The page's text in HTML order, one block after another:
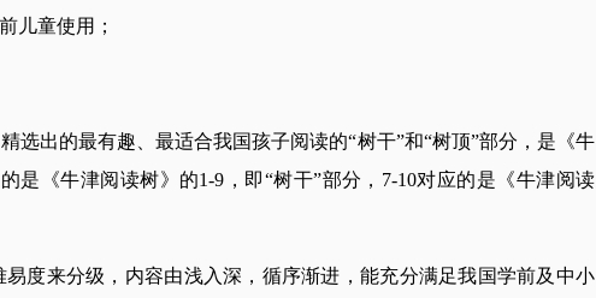
儿童使用；
选出的最有趣、最适合我国孩子阅读的“树干”和“树顶”部分，是《牛
是《牛津阅读树》的1-9，即“树干”部分，7-10对应的是《牛津阅读
易度来分级，内容由浅入深，循序渐进，能充分满足我国学前及中小